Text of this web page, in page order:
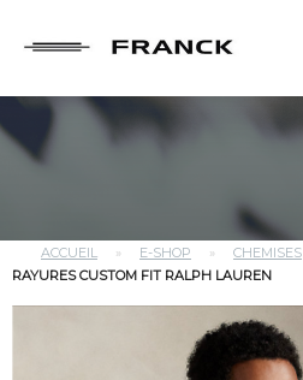
ACCUEIL » E-SHOP » CHEMISES
RAYURES CUSTOM FIT RALPH LAUREN